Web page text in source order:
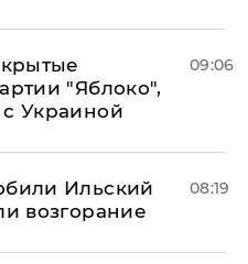
"Яблоко",
Украиной
09:06
Ильский
возгорание
08:19